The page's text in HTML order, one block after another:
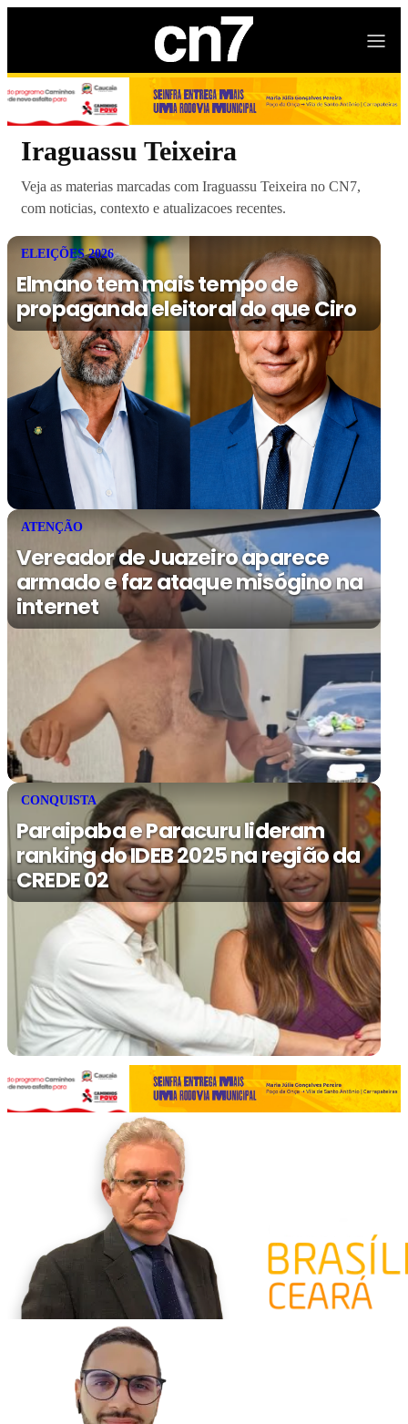
Iraguassu Teixeira
Veja as materias marcadas com Iraguassu Teixeira no CN7,
com noticias, contexto e atualizacoes recentes.
ELEIÇÕES 2026
Elmano tem mais tempo de
propaganda eleitoral do que Ciro
ATENÇÃO
Vereador de Juazeiro aparece
armado e faz ataque misógino na
internet
CONQUISTA
Paraipaba e Paracuru lideram
ranking do IDEB 2025 na região da
CREDE 02